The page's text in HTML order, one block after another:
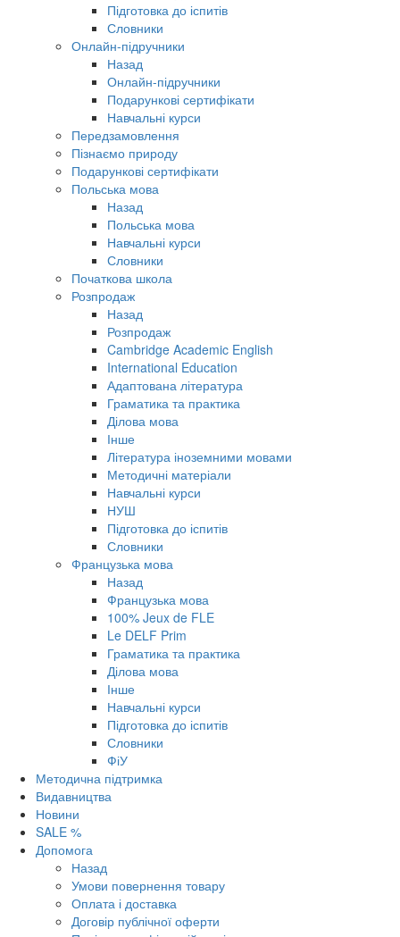
Підготовка до іспитів
Словники
Онлайн-підручники
Назад
Онлайн-підручники
Подарункові сертифікати
Навчальні курси
Передзамовлення
Пізнаємо природу
Подарункові сертифікати
Польська мова
Назад
Польська мова
Навчальні курси
Словники
Початкова школа
Розпродаж
Назад
Розпродаж
Cambridge Academic English
International Education
Адаптована література
Граматика та практика
Ділова мова
Інше
Література іноземними мовами
Методичні матеріали
Навчальні курси
НУШ
Підготовка до іспитів
Словники
Французька мова
Назад
Французька мова
100% Jeux de FLE
Le DELF Prim
Граматика та практика
Ділова мова
Інше
Навчальні курси
Підготовка до іспитів
Словники
ФіУ
Методична підтримка
Видавництва
Новини
SALE %
Допомога
Назад
Умови повернення товару
Оплата і доставка
Договір публічної оферти